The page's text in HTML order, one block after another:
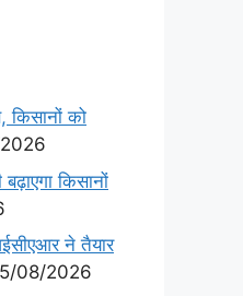
किसानों को
किसानों
ने तैयार
08/2026